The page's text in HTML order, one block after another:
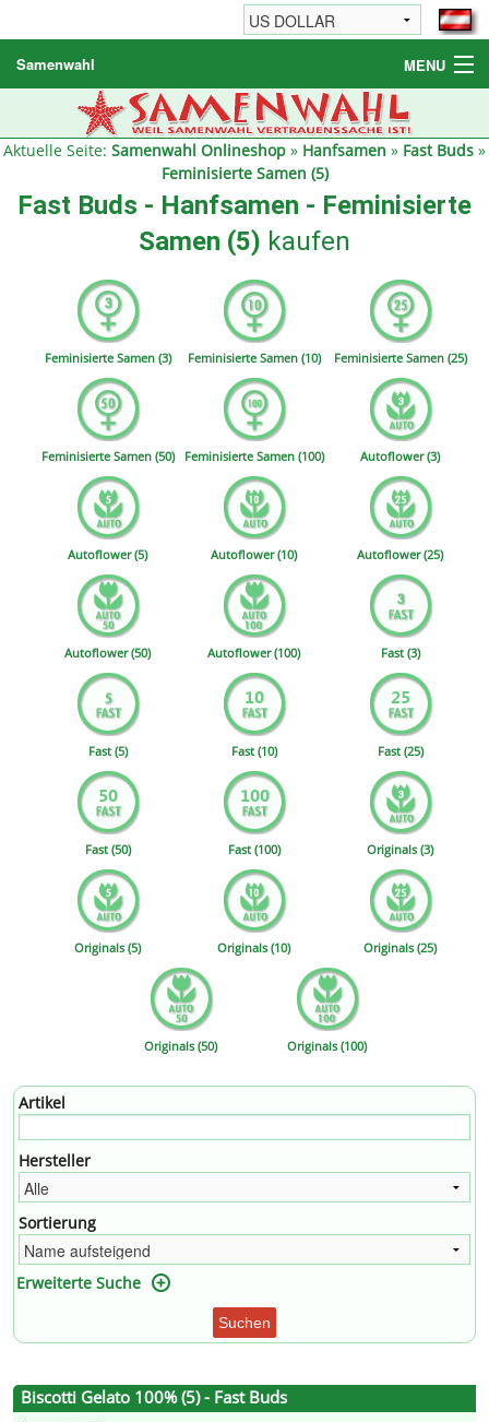
Samenwahl MENU
Hanfsamen
Weitere Produkte
Aktuelle Seite: Samenwahl Onlineshop » Hanfsamen » Fast Buds »
Feminisierte Samen (5)
Fast Buds - Hanfsamen - Feminisierte
Samen (5) kaufen
Feminisierte Samen (3) Feminisierte Samen (10) Feminisierte Samen (25)
Feminisierte Samen (50) Feminisierte Samen (100) Autoflower (3)
Autoflower (5) Autoflower (10) Autoflower (25)
Autoflower (50) Autoflower (100) Fast (3)
Fast (5) Fast (10) Fast (25)
Fast (50) Fast (100) Originals (3)
Originals (5) Originals (10) Originals (25)
Originals (50) Originals (100)
Artikel
Hersteller
Sortierung
Erweiterte Suche
Suchen
Biscotti Gelato 100% (5) - Fast Buds